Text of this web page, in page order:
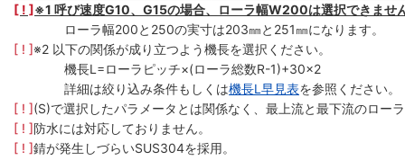
[ ! ]※1 呼び速度G10、G15の場合、ローラ幅W200は選択できませ
ローラ幅200と250の実寸は203㎜と251㎜になります。
[ ! ]※2 以下の関係が成り立つよう機長を選択ください。
機長L=ローラピッチ×(ローラ総数R-1)+30×2
詳細は絞り込み条件もしくは機長L早見表を参照ください。
[ ! ](S)で選択したパラメータとは関係なく、最上流と最下流のロー
[ ! ]防水には対応しておりません。
[ ! ]錆が発生しづらいSUS304を採用。